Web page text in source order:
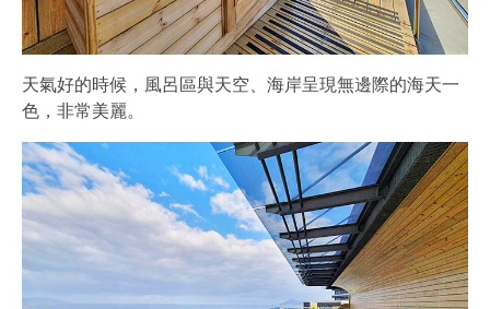
天氣好的時候，風呂區與天空、海岸呈現無邊際的海天一
色，非常美麗。